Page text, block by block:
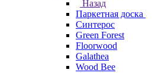
Назад
Паркетная доска
Синтерос
Green Forest
Floorwood
Galathea
Wood Bee